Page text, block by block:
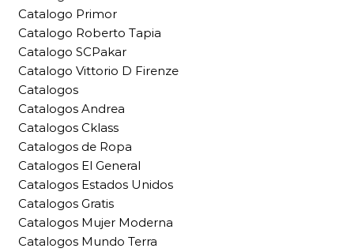
Catalogo Primor
Catalogo Roberto Tapia
Catalogo SCPakar
Catalogo Vittorio D Firenze
Catalogos
Catalogos Andrea
Catalogos Cklass
Catalogos de Ropa
Catalogos El General
Catalogos Estados Unidos
Catalogos Gratis
Catalogos Mujer Moderna
Catalogos Mundo Terra